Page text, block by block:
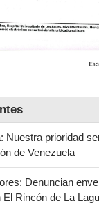
Nuestra prioridad
de Venezuela
Denuncian
Rincón de La